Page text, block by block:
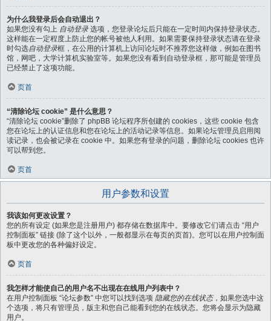
为什么我登录后会自动退出？
如果您没有勾上 自动登录选项，您登录论坛后只能在一定时间内保持登录状态。
这样能在一定程度上防止您的帐号被他人利用。如果需要保持登录状态请在登录
时勾选自动登录框，在公用的计算机上访问论坛时不推荐您这样做，例如在图书
馆，网吧，大学计算机实验室等。如果您没有看到自动登录框，那可能是管理员
已经禁止了这项功能。
页首
“清除论坛 cookie” 是什么意思？
“清除论坛 cookie”删除了 phpBB 论坛程序所创建的 cookies，这些 cookie 包含
您在论坛上的认证信息和您在论坛上的活动记录等信息。如果论坛管理员启用阅
读记录，也会被记录在 cookie 中。如果您有登录的问题，删除论坛 cookies 也许
可以帮到您。
页首
用户参数和设置
我该如何更改设置？
您的所有设定 (如果您是注册用户) 都存储在数据库中。要修改它们请点击 “用户
控制面板” 链接 (除了这个以外，一般都显示在每页的页首)。您可以在用户控制面
板中更改您的各种偏好设定。
页首
我怎样才能使自己的用户名不出现在在线用户列表中？
在用户控制面板 “论坛参数” 中您可以找到选项 隐藏您的在线状态，如果您选中这
个选项，将只有管理员，版主和您自己能看到您的在线状态。您将会显示为隐藏
用户。